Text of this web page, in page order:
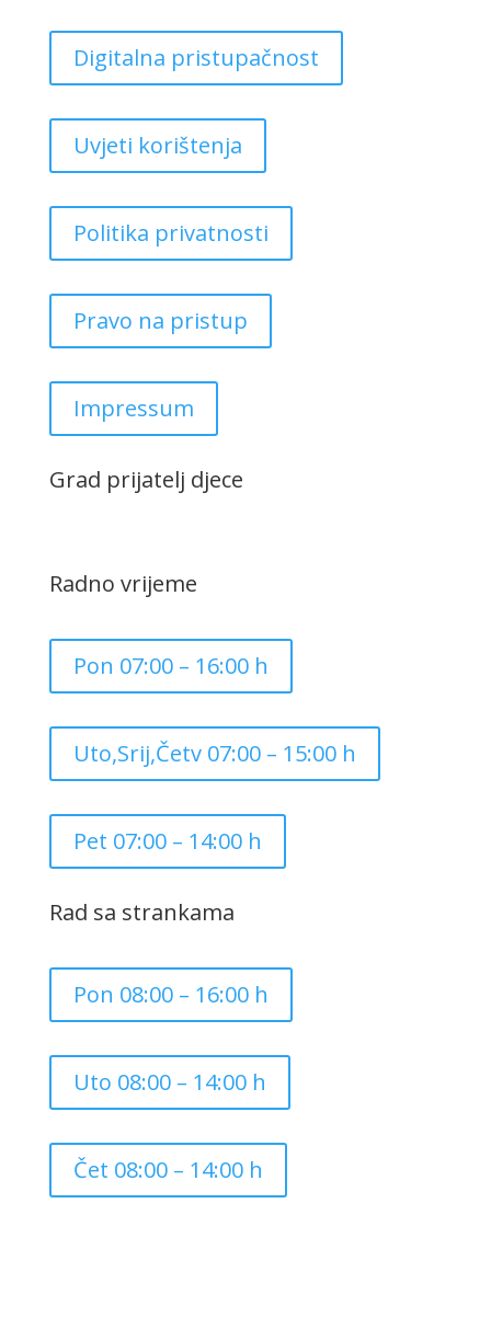
Digitalna pristupačnost
Uvjeti korištenja
Politika privatnosti
Pravo na pristup
Impressum
Grad prijatelj djece
Radno vrijeme
Pon 07:00 – 16:00 h
Uto,Srij,Četv 07:00 – 15:00 h
Pet 07:00 – 14:00 h
Rad sa strankama
Pon 08:00 – 16:00 h
Uto 08:00 – 14:00 h
Čet 08:00 – 14:00 h